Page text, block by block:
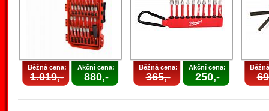
Běžná cena:
1.019,-
Akční cena:
880,-
Běžná cena:
365,-
Akční cena:
250,-